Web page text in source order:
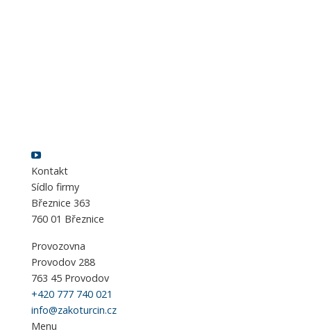
Kontakt
Sídlo firmy
Březnice 363
760 01 Březnice
Provozovna
Provodov 288
763 45 Provodov
+420 777 740 021
info@zakoturcin.cz
Menu